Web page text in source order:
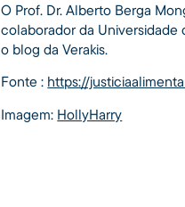
O Prof. Dr. Alberto Berga
colaborador da Universidade
o blog da Verakis.
Fonte : https://
Imagem: HollyHarry